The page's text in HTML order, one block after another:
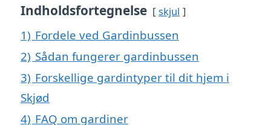
Indholdsfortegnelse skjul
1) Fordele ved Gardinbussen
2) Sådan fungerer gardinbussen
3) Forskellige gardintyper til dit hjem i
Skjød
4) FAQ om gardiner